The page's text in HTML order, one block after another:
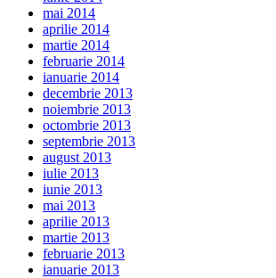
mai 2014
aprilie 2014
martie 2014
februarie 2014
ianuarie 2014
decembrie 2013
noiembrie 2013
octombrie 2013
septembrie 2013
august 2013
iulie 2013
iunie 2013
mai 2013
aprilie 2013
martie 2013
februarie 2013
ianuarie 2013